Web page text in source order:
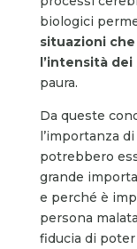
biologici
situazioni
l’intensità
paura.
Da queste
l’importanza
potrebbero
grande
e perché è
persona
fiducia di